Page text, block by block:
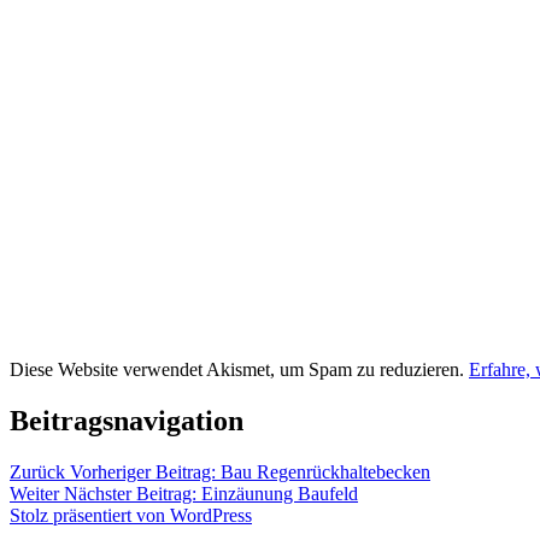
Diese Website verwendet Akismet, um Spam zu reduzieren. Erfahre,
Beitragsnavigation
Zurück Vorheriger Beitrag: Bau Regenrückhaltebecken
Weiter Nächster Beitrag: Einzäunung Baufeld
Stolz präsentiert von WordPress